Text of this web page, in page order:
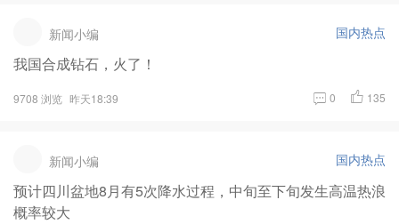
新闻小编 国内热点
我国合成钻石，火了！
9708 浏览 昨天18:39 0 135
新闻小编 国内热点
预计四川盆地8月有5次降水过程，中旬至下旬发生高温热浪
概率较大